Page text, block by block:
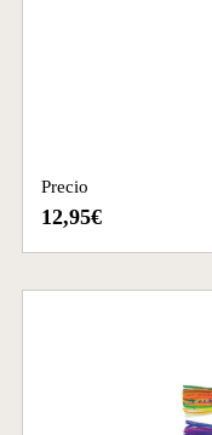
Precio
12,95€